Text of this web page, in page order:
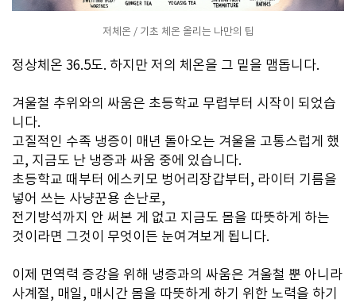
저체온 / 기초 체온 올리는 나만의 팁
정상체온 36.5도. 하지만 저의 체온을 그 밑을 맴돕니다.
겨울철 추위와의 싸움은 초등학교 무렵부터 시작이 되었습
니다.
고질적인 수족 냉증이 매년 돌아오는 겨울을 고통스럽게 했
고, 지금도 난 냉증과 싸움 중에 있습니다.
초등학교 때부터 에스키모 벙어리장갑부터, 라이터 기름을
넣어 쓰는 사냥꾼용 손난로,
전기방석까지 안 써본 게 없고 지금도 몸을 따뜻하게 하는
것이라면 그것이 무엇이든 눈여겨보게 됩니다.
이제 면역력 증강을 위해 냉증과의 싸움은 겨울철 뿐 아니라
사계절, 매일, 매시간 몸을 따뜻하게 하기 위한 노력을 하기